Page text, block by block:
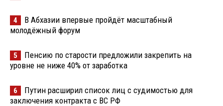
4
В Абхазии впервые пройдёт масштабный
молодёжный форум
5
Пенсию по старости предложили закрепить на
уровне не ниже 40% от заработка
6
Путин расширил список лиц с судимостью для
заключения контракта с ВС РФ